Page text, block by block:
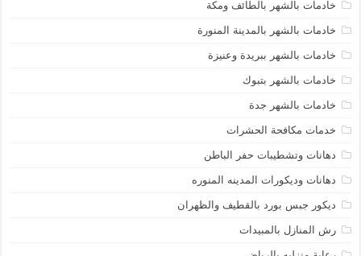
خادمات بالشهر بالطائف ومكة
خادمات بالشهر بالمدينة المنورة
خادمات بالشهر ببريدة وعنيزة
خادمات بالشهر بتبوك
خادمات بالشهر جدة
خدمات مكافحة الحشرات
دهانات وتشطيبات حفر الباطن
دهانات وديكورات المدينه المنوره
ديكور جبس بورد بالقطيف والظهران
رش المنازل بالمبيدات